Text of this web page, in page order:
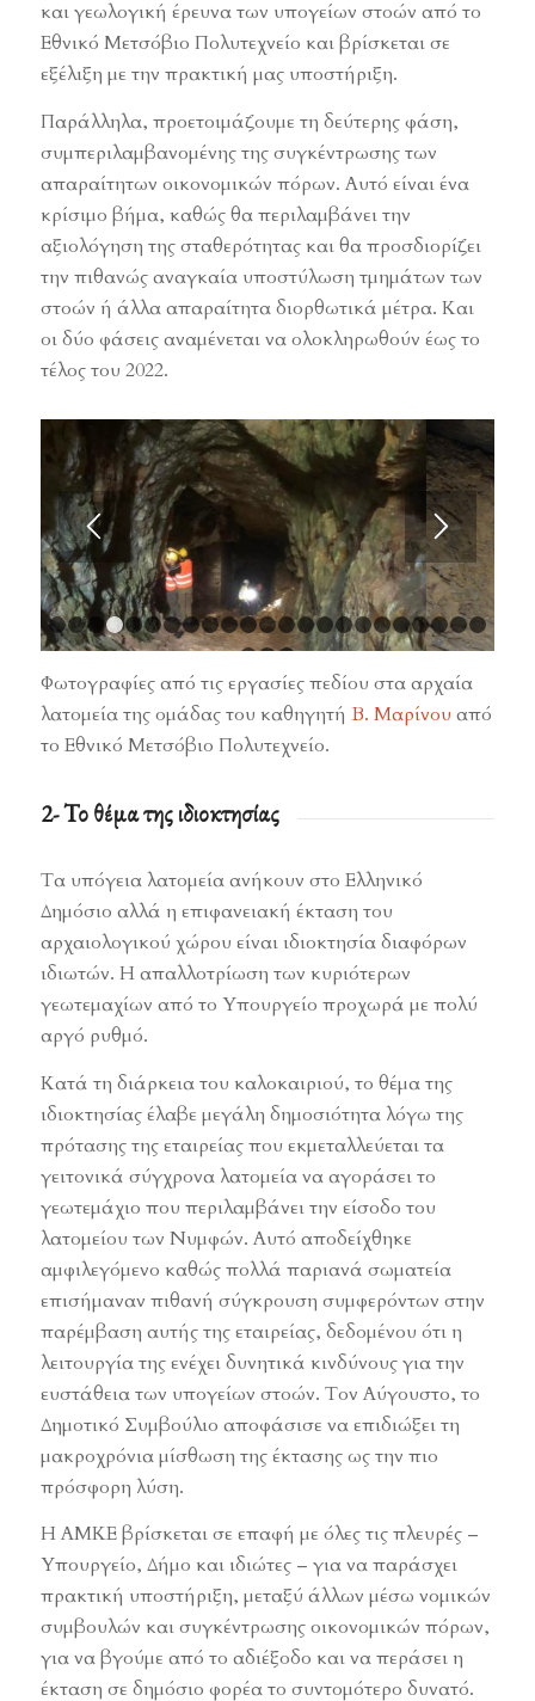
και γεωλογική έρευνα των υπογείων στοών από το
Εθνικό Μετσόβιο Πολυτεχνείο και βρίσκεται σε
εξέλιξη με την πρακτική μας υποστήριξη.
Παράλληλα, προετοιμάζουμε τη δεύτερης φάση,
συμπεριλαμβανομένης της συγκέντρωσης των
απαραίτητων οικονομικών πόρων. Αυτό είναι ένα
κρίσιμο βήμα, καθώς θα περιλαμβάνει την
αξιολόγηση της σταθερότητας και θα προσδιορίζει
την πιθανώς αναγκαία υποστύλωση τμημάτων των
στοών ή άλλα απαραίτητα διορθωτικά μέτρα. Και
οι δύο φάσεις αναμένεται να ολοκληρωθούν έως το
τέλος του 2022.
1 2 3 4 5 6 7 8 9 1011121314151617
Φωτογραφίες από τις εργασίες πεδίου στα αρχαία
λατομεία της ομάδας του καθηγητή Β. Μαρίνου από
το Εθνικό Μετσόβιο Πολυτεχνείο.
2- Το θέμα της ιδιοκτησίας
Τα υπόγεια λατομεία ανήκουν στο Ελληνικό
Δημόσιο αλλά η επιφανειακή έκταση του
αρχαιολογικού χώρου είναι ιδιοκτησία διαφόρων
ιδιωτών. Η απαλλοτρίωση των κυριότερων
γεωτεμαχίων από το Υπουργείο προχωρά με πολύ
αργό ρυθμό.
Κατά τη διάρκεια του καλοκαιριού, το θέμα της
ιδιοκτησίας έλαβε μεγάλη δημοσιότητα λόγω της
πρότασης της εταιρείας που εκμεταλλεύεται τα
γειτονικά σύγχρονα λατομεία να αγοράσει το
γεωτεμάχιο που περιλαμβάνει την είσοδο του
λατομείου των Νυμφών. Αυτό αποδείχθηκε
αμφιλεγόμενο καθώς πολλά παριανά σωματεία
επισήμαναν πιθανή σύγκρουση συμφερόντων στην
παρέμβαση αυτής της εταιρείας, δεδομένου ότι η
λειτουργία της ενέχει δυνητικά κινδύνους για την
ευστάθεια των υπογείων στοών. Τον Αύγουστο, το
Δημοτικό Συμβούλιο αποφάσισε να επιδιώξει τη
μακροχρόνια μίσθωση της έκτασης ως την πιο
πρόσφορη λύση.
Η ΑΜΚΕ βρίσκεται σε επαφή με όλες τις πλευρές –
Υπουργείο, Δήμο και ιδιώτες – για να παράσχει
πρακτική υποστήριξη, μεταξύ άλλων μέσω νομικών
συμβουλών και συγκέντρωσης οικονομικών πόρων,
για να βγούμε από το αδιέξοδο και να περάσει η
έκταση σε δημόσιο φορέα το συντομότερο δυνατό.